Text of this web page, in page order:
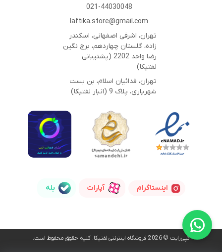
021-44030048
laftika.store@gmail.com
تهران، اشرفی اصفهانی، اسکندر
زاده، گلستان چهاردهم، برج نگین
رضا واحد 2202 (پشتیبانی
لفتیکا)
تهران، فدائیان اسلام، بن بست
شهریاری، پلاک 9 (انبار لفتیکا)
اینستاگرام آپارات بله
کپی‌رایت © 2026 فروشگاه اینترنتی لفتیکا. کلیه حقوق محفوظ است.